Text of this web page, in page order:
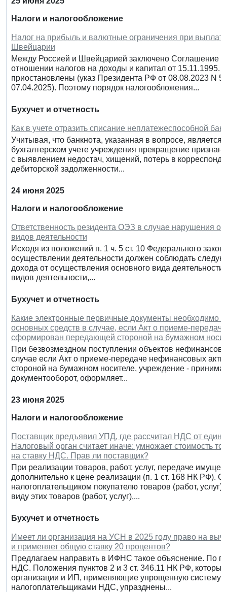
Налоги и налогообложение
Налог на прибыль и валютные ограничения при
Швейцарии
Между Россией и Швейцарией заключено Соглашение
отношении налогов на доходы и капитал от 15.11.1995.
приостановлены (указ Президента РФ от 08.08.2023 N
07.04.2025). Поэтому порядок налогообложения...
Бухучет и отчетность
Как в учете отразить списание неплатежеспособной
Учитывая, что банкнота, указанная в вопросе,
бухгалтерском учете учреждения прекращение
с выявлением недостач, хищений, потерь в
дебиторской задолженности...
24 июня 2025
Налоги и налогообложение
Ответственность резидента ОЭЗ в случае нарушения
видов деятельности
Исходя из положений п. 1 ч. 5 ст. 10 Федерального
осуществлении деятельности должен соблюдать
дохода от осуществления основного вида
видов деятельности,...
Бухучет и отчетность
Какие электронные первичные документы необходимо
основных средств в случае, если Акт о приеме-
сформирован передающей стороной на бумажном
При безвозмездном поступлении объектов
случае если Акт о приеме-передаче нефинансовых
стороной на бумажном носителе, учреждение -
документооборот, оформляет...
23 июня 2025
Налоги и налогообложение
Поставщик предъявил УПД, где рассчитал НДС от
Налоговый орган считает иначе: умножает стоимость
на ставку НДС. Прав ли поставщик?
При реализации товаров, работ, услуг, передаче
дополнительно к цене реализации (п. 1 ст. 168 НК РФ).
налогоплательщиком покупателю товаров (работ,
виду этих товаров (работ, услуг),...
Бухучет и отчетность
Имеет ли организация на УСН в 2025 году право на
и применяет общую ставку 20 процентов?
Предлагаем направить в ИФНС такое объяснение. По
НДС. Положения пунктов 2 и 3 ст. 346.11 НК РФ,
организации и ИП, применяющие упрощенную систему
налогоплательщиками НДС, упразднены...